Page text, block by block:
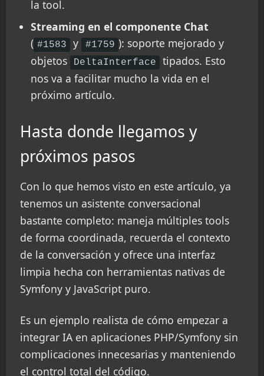
la tool.
Streaming en el componente Chat
( #1583 y #1759 ): soporte mejorado y
objetos
DeltaInterface
tipados. Esto
nos va a facilitar mucho la vida en el
próximo artículo.
Hasta donde llegamos y
próximos pasos
Con lo que hemos visto en este artículo, ya
tenemos un asistente conversacional
bastante completo: maneja múltiples tools
de forma coordinada, recuerda el contexto
de la conversación y ofrece una interfaz
limpia hecha con herramientas nativas de
Symfony y JavaScript puro.
Es un ejemplo realista de cómo empezar a
integrar IA en aplicaciones PHP/Symfony sin
complicaciones innecesarias y manteniendo
el control total del código.